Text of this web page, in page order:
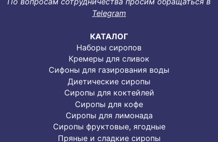
Telegram
КАТАЛОГ
Наборы сиропов
Кремеры для сливок
Сифоны для газирования воды
Диетические сиропы
Сиропы для коктейлей
Сиропы для кофе
Сиропы для лимонада
Cиропы фруктовые, ягодные
Пряные и сладкие сиропы